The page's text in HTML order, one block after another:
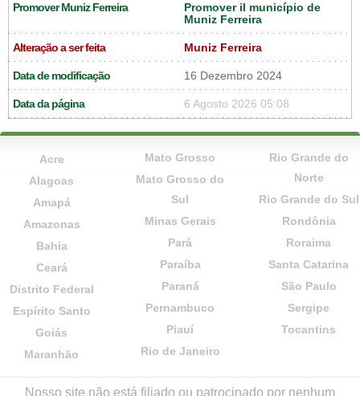
Promover Muniz Ferreira
Promover il município de
Muniz Ferreira
Alteração a ser feita Muniz Ferreira
Data de modificação 16 Dezembro 2024
Data da página 6 Agosto 2026 05:08
Acre
Alagoas
Amapá
Amazonas
Bahia
Ceará
Distrito Federal
Espírito Santo
Goiás
Maranhão
Mato Grosso
Mato Grosso do
Sul
Minas Gerais
Pará
Paraíba
Paraná
Pernambuco
Piauí
Rio de Janeiro
Rio Grande do
Norte
Rio Grande do Sul
Rondônia
Roraima
Santa Catarina
São Paulo
Sergipe
Tocantins
Nosso site não está filiado ou patrocinado por nenhum